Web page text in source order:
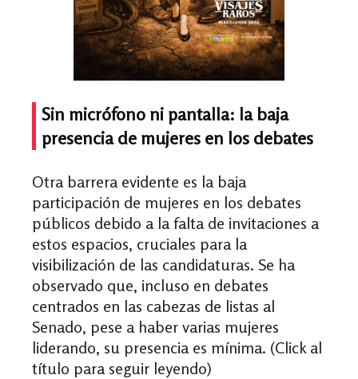
Sin micrófono ni pantalla: la baja
presencia de mujeres en los debates
Otra barrera evidente es la baja
participación de mujeres en los debates
públicos debido a la falta de invitaciones a
estos espacios, cruciales para la
visibilización de las candidaturas. Se ha
observado que, incluso en debates
centrados en las cabezas de listas al
Senado, pese a haber varias mujeres
liderando, su presencia es mínima. (Click al
título para seguir leyendo)